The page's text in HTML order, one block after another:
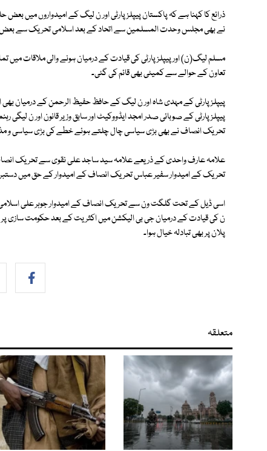
ذرائع کا کہنا ہے کہ پاکستان پیپلز پارٹی اور ن لیگ کے امیدواروں میں
نے بھی مجلس وحدت المسلمین سے اتحاد کے بعد اسلامی تحریک سے
مسلم لیگ(ن) اور پیپلز پارٹی کی قیادت کے درمیان ہونے والی ملاقات
تعاون کے حوالے سے کمیٹی بھی قائم کی گئی۔
پیپلز پارٹی کے مہدی شاہ اور ن لیگ کے حافظ حفیظ الرحمن کے درمیان
پیپلز پارٹی کے صوبائی صدر امجد ایڈووکیٹ اور سابق وزیر قانون اور ن لیگی
تحریک انصاف نے بھی بڑی سیاسی چال چلتے ہوئے خطے کی بڑی سیاسی
علامہ عارف واحدی کے ذریعے علامہ سید ساجد علی نقوی سے تحریک
تحریک کے امیدوار سفیر عباس تحریک انصاف کے امیدوار کے حق میں
اسی ڈیل کے تحت گلگت ون سے تحریک انصاف کے امیدوار جوہر علی اسلامی
ن کی قیادت کے درمیان جی بی الیکشن میں اکثریت کے بعد حکومت سازی پر
پلان پر بھی تبادلہ خیال ہوا۔
متعلقہ